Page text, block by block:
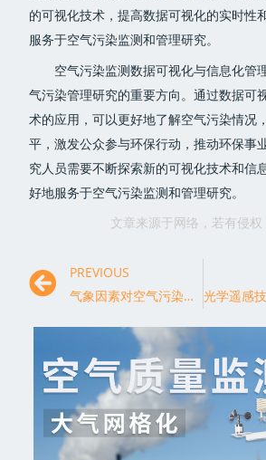
的可视化技术，提高数据可视化的实时性
服务于空气污染监测和管理研究。
空气污染监测数据可视化与信息化管
气污染管理研究的重要方向。通过数据可
术的应用，可以更好地了解空气污染情况
平，激发公众参与环保行动，推动环保事
究人员需要不断探索新的可视化技术和信
好地服务于空气污染监测和管理研究。
文章来源于网络，若有侵权
PREVIOUS
气象因素对空气污染监测与预警的影响分析